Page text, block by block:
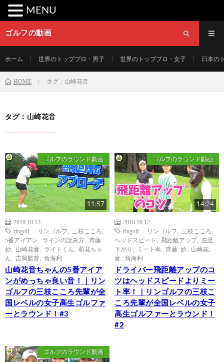
ゴルフの動画
ホーム 世界のトッププロ・男子 世界のトッププロ・女子 日本の
HOME タグ：山崎花音
タグ：山崎花音
ゴルフのラウンド動画
11:57
2018.10.13
ringolf - リンゴルフ
三枝こころ
5番アイアン
ラインの読み方
齊藤
妙
山崎花音 ライトくん
萌花ちゃ
ん
吉岡監督 角海利
山崎花音ちゃんの5番アイア
ンがめっちゃ良い音！｜リン
ゴルフの三枝こころ先輩が全
国レベルの女子高生ゴルファ
ーとラウンド！#3
ゴルフのラウンド動画
14:24
2018.10.12
ringolf - リンゴルフ
三枝こころ
ヘッドスピード
飛距離アップ, 左足
下がり
ミート率 齊藤 妙
山崎花
音
角海利
ドライバー飛距離アップのコ
ツはヘッドスピードよりミー
ト率！｜リンゴルフの三枝こ
ころ先輩が全国レベルの女子
高生ゴルファーとラウンド！
#2
ゴルフのラウンド動画
MENU